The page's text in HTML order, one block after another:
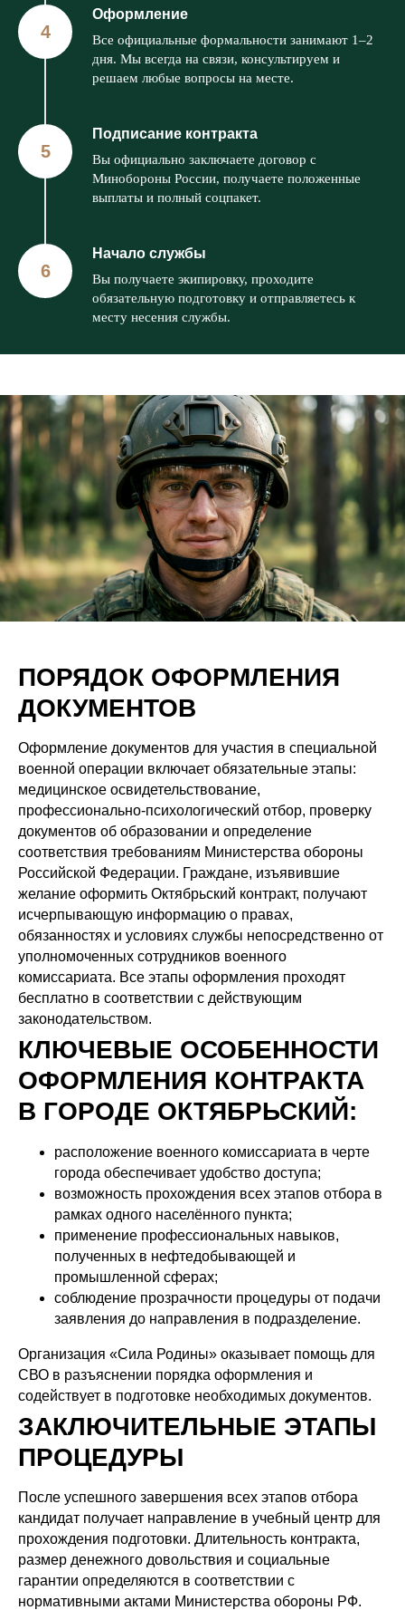
Оформление
Все официальные формальности занимают 1–2
дня. Мы всегда на связи, консультируем и
решаем любые вопросы на месте.
Подписание контракта
Вы официально заключаете договор с
Минобороны России, получаете положенные
выплаты и полный соцпакет.
Начало службы
Вы получаете экипировку, проходите
обязательную подготовку и отправляетесь к
месту несения службы.
ПОРЯДОК ОФОРМЛЕНИЯ
ДОКУМЕНТОВ
Оформление документов для участия в специальной
военной операции включает обязательные этапы:
медицинское освидетельствование,
профессионально-психологический отбор, проверку
документов об образовании и определение
соответствия требованиям Министерства обороны
Российской Федерации. Граждане, изъявившие
желание оформить Октябрьский контракт, получают
исчерпывающую информацию о правах,
обязанностях и условиях службы непосредственно от
уполномоченных сотрудников военного
комиссариата. Все этапы оформления проходят
бесплатно в соответствии с действующим
законодательством.
КЛЮЧЕВЫЕ ОСОБЕННОСТИ
ОФОРМЛЕНИЯ КОНТРАКТА
В ГОРОДЕ ОКТЯБРЬСКИЙ:
расположение военного комиссариата в черте
города обеспечивает удобство доступа;
возможность прохождения всех этапов отбора в
рамках одного населённого пункта;
применение профессиональных навыков,
полученных в нефтедобывающей и
промышленной сферах;
соблюдение прозрачности процедуры от подачи
заявления до направления в подразделение.
Организация «Сила Родины» оказывает помощь для
СВО в разъяснении порядка оформления и
содействует в подготовке необходимых документов.
ЗАКЛЮЧИТЕЛЬНЫЕ ЭТАПЫ
ПРОЦЕДУРЫ
После успешного завершения всех этапов отбора
кандидат получает направление в учебный центр для
прохождения подготовки. Длительность контракта,
размер денежного довольствия и социальные
гарантии определяются в соответствии с
нормативными актами Министерства обороны РФ.